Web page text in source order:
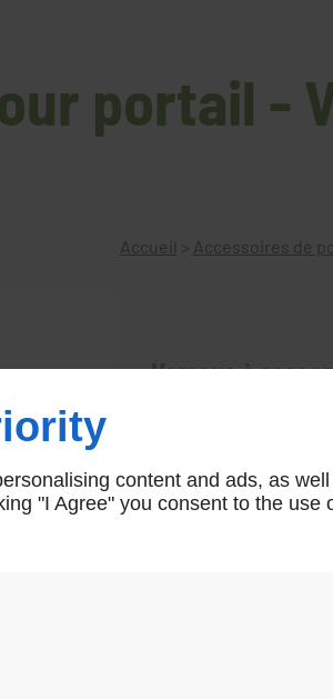
portail -
Accueil > Accessoires de
Verrous à
content and ads, as
"I Agree" you consent to the use